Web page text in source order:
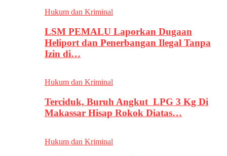
Hukum dan Kriminal
LSM PEMALU Laporkan Dugaan
Heliport dan Penerbangan Ilegal Tanpa
Izin di…
Hukum dan Kriminal
Terciduk, Buruh Angkut LPG 3 Kg Di
Makassar Hisap Rokok Diatas…
Hukum dan Kriminal